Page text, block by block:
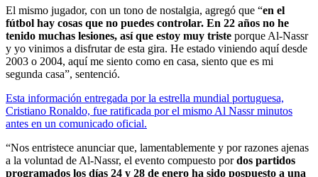
El mismo jugador, con un tono de nostalgia, agregó que “en el
fútbol hay cosas que no puedes controlar. En 22 años no he
tenido muchas lesiones, así que estoy muy triste porque Al-Nassr
y yo vinimos a disfrutar de esta gira. He estado viniendo aquí desde
2003 o 2004, aquí me siento como en casa, siento que es mi
segunda casa”, sentenció.
Esta información entregada por la estrella mundial portuguesa,
Cristiano Ronaldo, fue ratificada por el mismo Al Nassr minutos
antes en un comunicado oficial.
“Nos entristece anunciar que, lamentablemente y por razones ajenas
a la voluntad de Al-Nassr, el evento compuesto pordos partidos
programados los días 24 y 28 de enero ha sido pospuesto a una